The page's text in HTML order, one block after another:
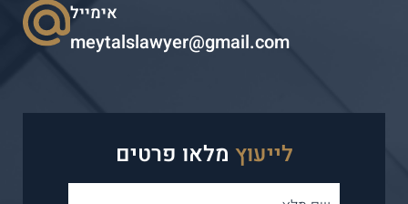
אימייל
meytalslawyer@gmail.com
לייעוץ מלאו פרטים